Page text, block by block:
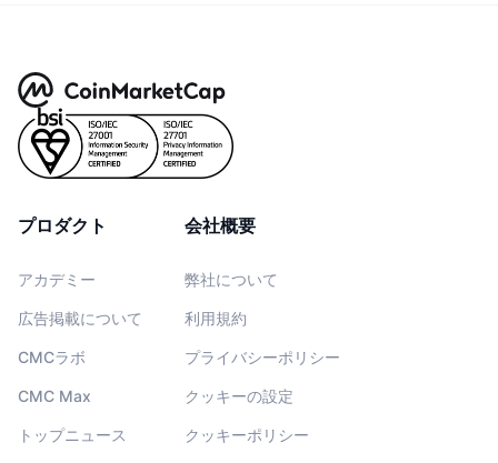
プロダクト
アカデミー
広告掲載について
CMCラボ
CMC Max
トップニュース
会社概要
弊社について
利用規約
プライバシーポリシー
クッキーの設定
クッキーポリシー